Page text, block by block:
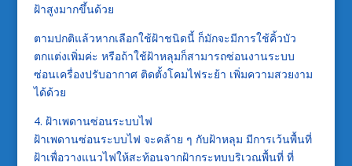
ฝ้าสูงมากขึ้นด้วย
ตามปกติแล้วหากเลือกใช้ฝ้าชนิดนี้ ก็มักจะมีการใช้คิ้วบัว
ตกแต่งเพิ่มค่ะ หรือถ้าใช้ฝ้าหลุมก็สามารถซ่อนงานระบบ
ซ่อนเครื่องปรับอากาศ ติดตั้งโคมไฟระย้า เพิ่มความสวยงาม
ได้ด้วย
4. ฝ้าเพดานซ่อนระบบไฟ
ฝ้าเพดานซ่อนระบบไฟ จะคล้าย ๆ กับฝ้าหลุม มีการเว้นพื้นที่
ฝ้าเพื่อวางแนวไฟให้สะท้อนจากฝ้ากระทบบริเวณพื้นที่ ที่